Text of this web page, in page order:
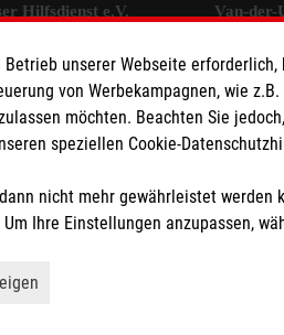
Hilfsdienst e.V.
Van-der-
Telefon:
Email:
unserer Webseite
von Werbekampagnen, wie
möchten. Beachten Sie
speziellen Cookie-
nicht mehr gewährleistet werden
Ihre Einstellungen anzupassen,
Marketing und Analyse